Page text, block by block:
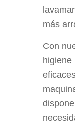
más
Con
higiene